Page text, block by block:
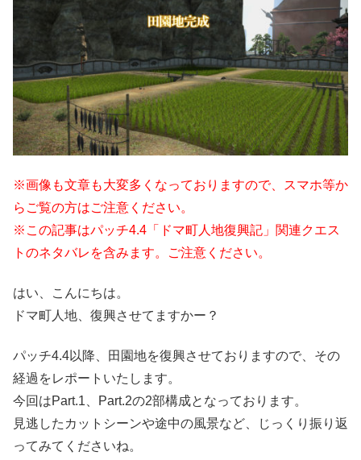
※画像も文章も大変多くなっておりますので、スマホ等か
らご覧の方はご注意ください。
※この記事はパッチ4.4「ドマ町人地復興記」関連クエス
トのネタバレを含みます。ご注意ください。
はい、こんにちは。
ドマ町人地、復興させてますかー？
パッチ4.4以降、田園地を復興させておりますので、その
経過をレポートいたします。
今回はPart.1、Part.2の2部構成となっております。
見逃したカットシーンや途中の風景など、じっくり振り返
ってみてくださいね。